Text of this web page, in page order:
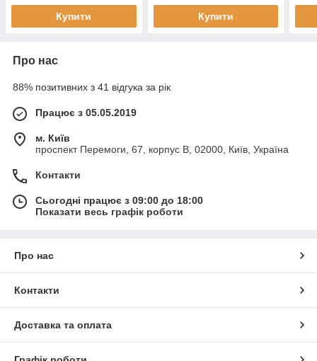
Купити Купити
Про нас
88% позитивних з 41 відгука за рік
Працює з 05.05.2019
м. Київ
проспект Перемоги, 67, корпус В, 02000, Київ, Україна
Контакти
Сьогодні працює з 09:00 до 18:00
Показати весь графік роботи
Про нас
Контакти
Доставка та оплата